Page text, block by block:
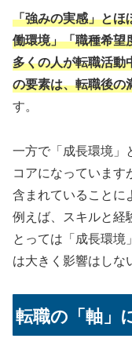
「強みの実感」とほ
働環境」「職種希望
多くの人が転職活動
の要素は、転職後の
す。
一方で「成長環境」
コアになっていま
含まれていることに
例えば、スキルと経
とっては「成長環
は大きく影響はしな
転職の「軸」